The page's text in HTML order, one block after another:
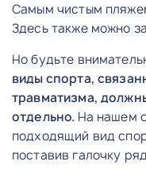
Самым чистым
Здесь также можно
Но будьте
виды спорта,
травматизма,
отдельно. На нашем
подходящий вид
поставив галочку